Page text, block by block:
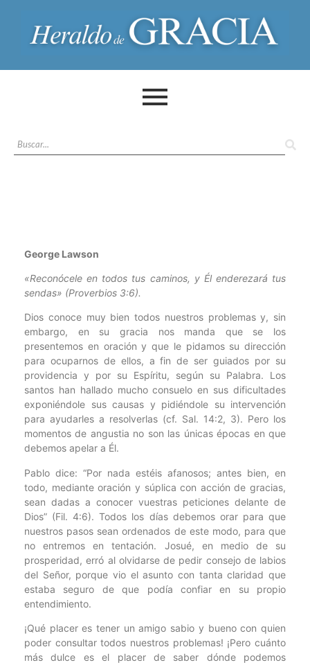
George Lawson
«Reconócele en todos tus caminos, y Él enderezará tus
sendas» (Proverbios 3:6).
Dios conoce muy bien todos nuestros problemas y, sin
embargo, en su gracia nos manda que se los
presentemos en oración y que le pidamos su dirección
para ocuparnos de ellos, a fin de ser guiados por su
providencia y por su Espíritu, según su Palabra. Los
santos han hallado mucho consuelo en sus dificultades
exponiéndole sus causas y pidiéndole su intervención
para ayudarles a resolverlas (cf. Sal. 14:2, 3). Pero los
momentos de angustia no son las únicas épocas en que
debemos apelar a Él.
Pablo dice: “Por nada estéis afanosos; antes bien, en
todo, mediante oración y súplica con acción de gracias,
sean dadas a conocer vuestras peticiones delante de
Dios” (Fil. 4:6). Todos los días debemos orar para que
nuestros pasos sean ordenados de este modo, para que
no entremos en tentación. Josué, en medio de su
prosperidad, erró al olvidarse de pedir consejo de labios
del Señor, porque vio el asunto con tanta claridad que
estaba seguro de que podía confiar en su propio
entendimiento.
¡Qué placer es tener un amigo sabio y bueno con quien
poder consultar todos nuestros problemas! ¡Pero cuánto
más dulce es el placer de saber dónde podemos